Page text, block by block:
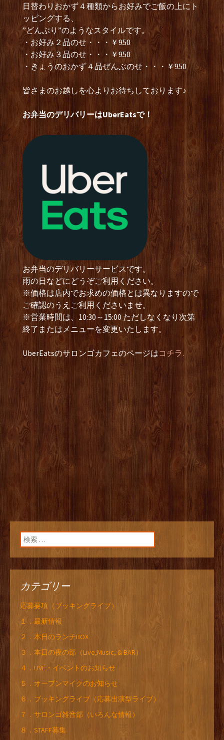
日替わりおかず４種類からお好みでご飯の上にト
ッピングする、
”どんぶり”のようなスタイルです。
・お好み２品のせ・・・￥950
・お好み３品のせ・・・￥950
・きょうのおかず４品ぜんぶのせ・・・￥950
皆さまのお越しを心よりお待ちしております♪
お弁当のデリバリーはUberEatsで！
お弁当のデリバリーサービスです。
雨の日などにどうぞご利用ください。
※価格は店内でお求めの価格とは異なりますので
ご確認のうえご利用くださいませ。
※営業時間は、10:30～15:00 ただしなくなり次第
終了またはメニューを変更いたします。
UberEatsのサロンゴカフェのページはコチラ.
検索:
カテゴリー
応募要項（ブッキングライブ）
１．最新情報
２．本日のランチBOX
３．本日の夜の部（Live,Music, & BAR）
４．LIVE・イベントのお知らせ
５．オープンマイクのお知らせ
６．ブッキングライブ（応募出演型ライブ）
７．サロンゴ雑音部（いろんな情報）
８．STAFF募集